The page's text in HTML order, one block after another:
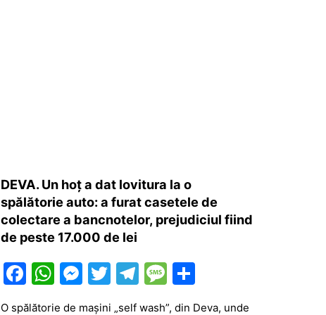
DEVA. Un hoț a dat lovitura la o
spălătorie auto: a furat casetele de
colectare a bancnotelor, prejudiciul fiind
de peste 17.000 de lei
F
W M T
T
M
O spălătorie de mașini „self wash”, din Deva, unde